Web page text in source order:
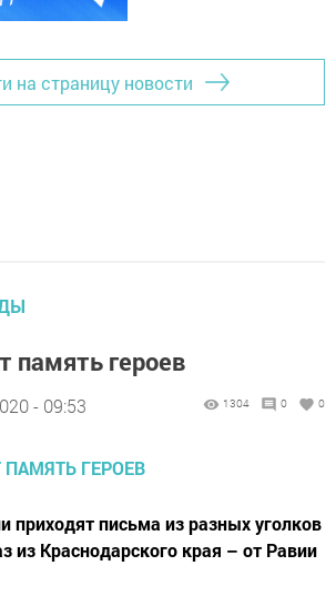
на страницу новости
память героев
- 09:53 1304 0 0
приходят письма из разных уголков
из Краснодарского края – от Равии